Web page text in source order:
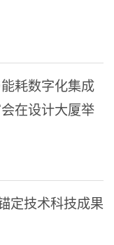
耗数字化集成
在设计大厦举
定技术科技成果